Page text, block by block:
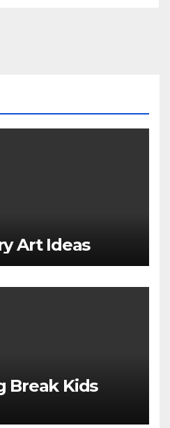
Art Ideas
Break Kids